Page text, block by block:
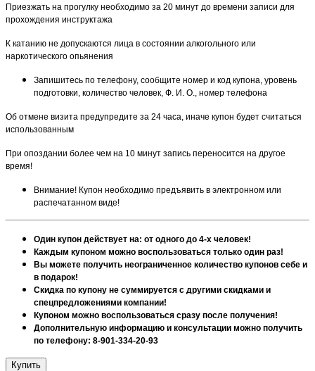
Приезжать на прогулку необходимо за 20 минут до времени записи для
прохождения инструктажа
К катанию не допускаются лица в состоянии алкогольного или
наркотического опьянения
Запишитесь по телефону, сообщите номер и код купона, уровень
подготовки, количество человек, Ф. И. О., номер телефона
Об отмене визита предупредите за 24 часа, иначе купон будет считаться
использованным
При опоздании более чем на 10 минут запись переносится на другое
время!
Внимание! Купон необходимо предъявить в электронном или
распечатанном виде!
Один купон действует на: от одного до 4-х человек!
Каждым купоном можно воспользоваться только один раз!
Вы можете получить неограниченное количество купонов себе и
в подарок!
Скидка по купону не суммируется с другими скидками и
спецпредложениями компании!
Купоном можно воспользоваться сразу после получения!
Дополнительную информацию и консультации можно получить
по телефону: 8-901-334-20-93